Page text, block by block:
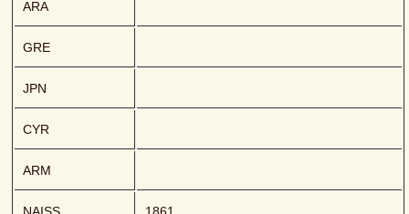
ARA
GRE
JPN
CYR
ARM